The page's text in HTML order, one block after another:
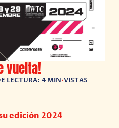
vuelta!
LECTURA: 4 MIN•VISTAS
edición 2024